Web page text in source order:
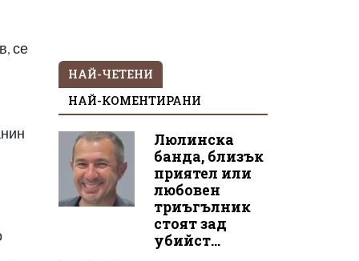
се
НАЙ-ЧЕТЕНИ
НАЙ-КОМЕНТИРАНИ
Люлинска
банда, близък
приятел или
любовен
триъгълник
стоят зад
убийст...